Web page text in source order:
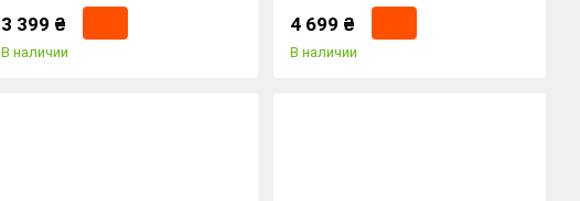
3 399 ₴
В наличии
4 699 ₴
В наличии